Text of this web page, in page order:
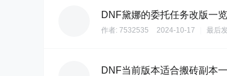
DNF黛娜的委托任务改版一
作者: 7532535 2024-10-17 最后
DNF当前版本适合搬砖副本